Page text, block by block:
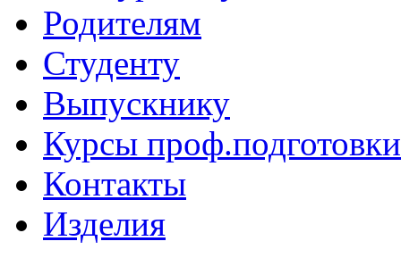
Родителям
Студенту
Выпускнику
Курсы проф.подготовки
Контакты
Изделия